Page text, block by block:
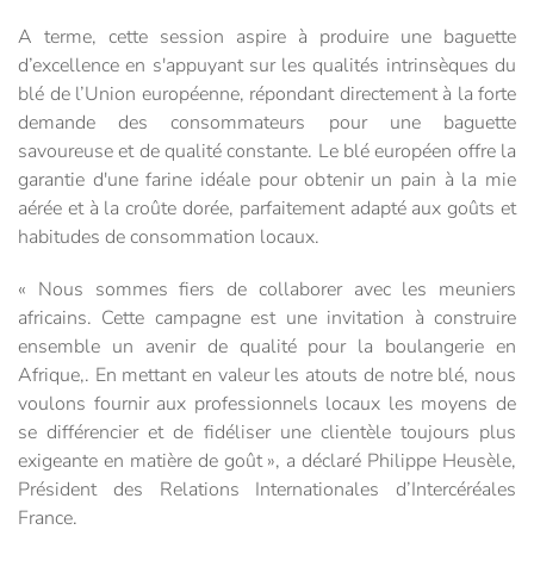
A terme, cette session aspire à produire une baguette
d’excellence en s'appuyant sur les qualités intrinsèques du
blé de l’Union européenne, répondant directement à la forte
demande des consommateurs pour une baguette
savoureuse et de qualité constante. Le blé européen offre la
garantie d'une farine idéale pour obtenir un pain à la mie
aérée et à la croûte dorée, parfaitement adapté aux goûts et
habitudes de consommation locaux.
« Nous sommes fiers de collaborer avec les meuniers
africains. Cette campagne est une invitation à construire
ensemble un avenir de qualité pour la boulangerie en
Afrique,. En mettant en valeur les atouts de notre blé, nous
voulons fournir aux professionnels locaux les moyens de
se différencier et de fidéliser une clientèle toujours plus
exigeante en matière de goût », a déclaré Philippe Heusèle,
Président des Relations Internationales d’Intercéréales
France.